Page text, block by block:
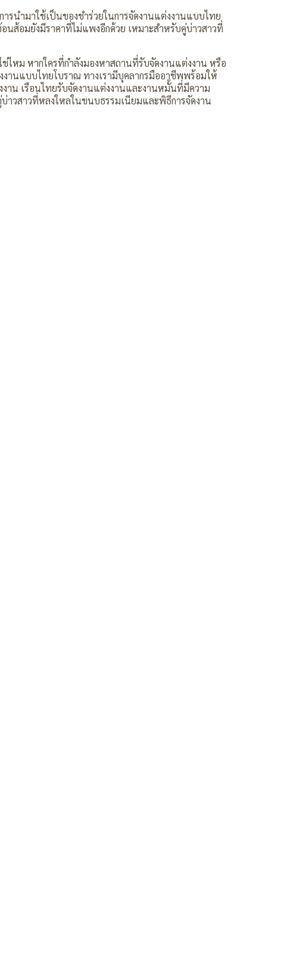
นำมาใช้เป็นของชำร่วยในการจัดงานแต่งงานแบบไทย
ส้อมยังมีราคาที่ไม่แพงอีกด้วย เหมาะสำหรับคู่บ่าวสาวที่
ไหม หากใครที่กำลังมองหาสถานที่รับจัดงานแต่งงาน หรือ
งานแบบไทยโบราณ ทางเรามีบุคลากรมืออาชีพพร้อมให้
าน เรือนไทยรับจัดงานแต่งงานและงานหมั้นที่มีความ
าวสาวที่หลงใหลในขนบธรรมเนียมและพิธีการจัดงาน